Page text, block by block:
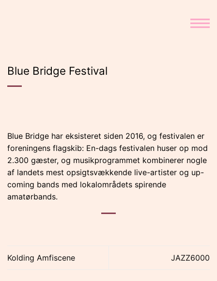
Blue Bridge Festival
Blue Bridge har eksisteret siden 2016, og festivalen er
foreningens flagskib: En-dags festivalen huser op mod
2.300 gæster, og musikprogrammet kombinerer nogle
af landets mest opsigtsvækkende live-artister og up-
coming bands med lokalområdets spirende
amatørbands.
Kolding Amfiscene JAZZ6000